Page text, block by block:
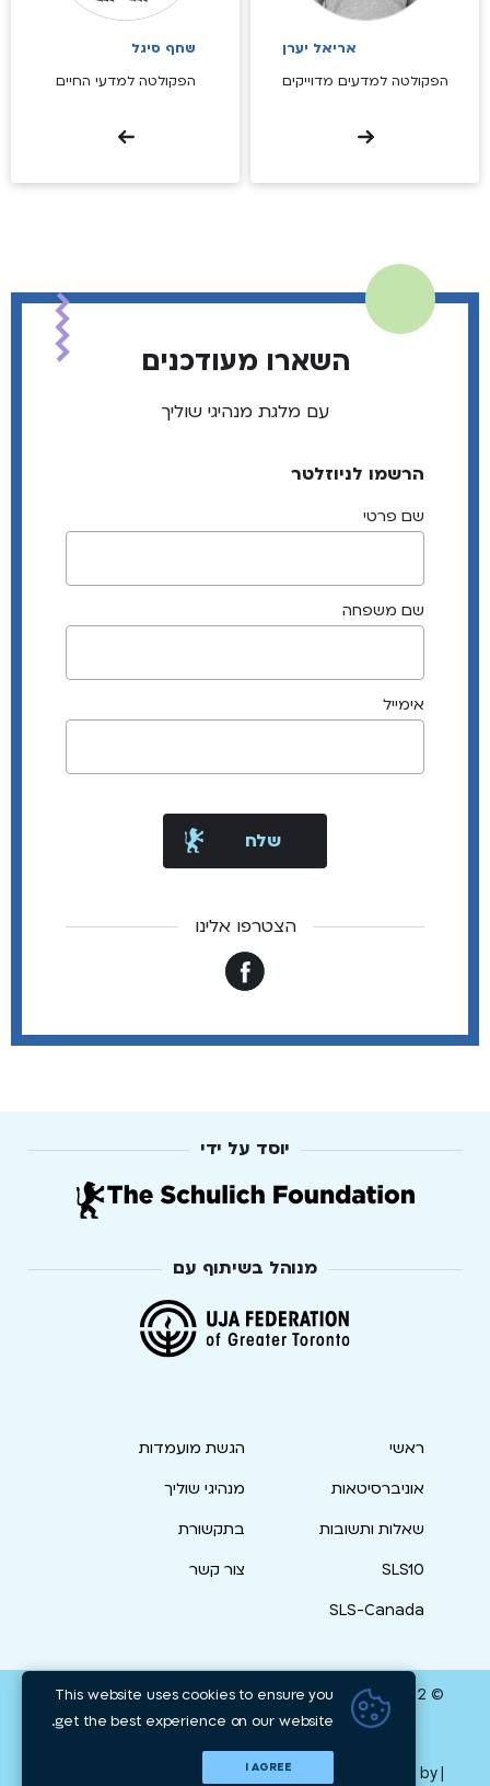
אריאל יערן
הפקולטה למדעים מדוייקים
שחף סיגל
הפקולטה למדעי החיים
השארו מעודכנים
עם מלגת מנהיגי שוליך
הרשמו לניוזלטר
שם פרטי
שם משפחה
אימייל
הצטרפו אלינו
יוסד על ידי
מנוהל בשיתוף עם
ראשי
הגשת מועמדות
אוניברסיטאות
מנהיגי שוליך
שאלות ותשובות
בתקשורת
SLS10
צור קשר
SLS-Canada
© 2022 UJA Federation of Greater Toronto. All rights
reserved
| Produced & Photographed by
Nicky Trok | Design by
This website uses cookies to ensure you
get the best experience on our website.
I AGREE